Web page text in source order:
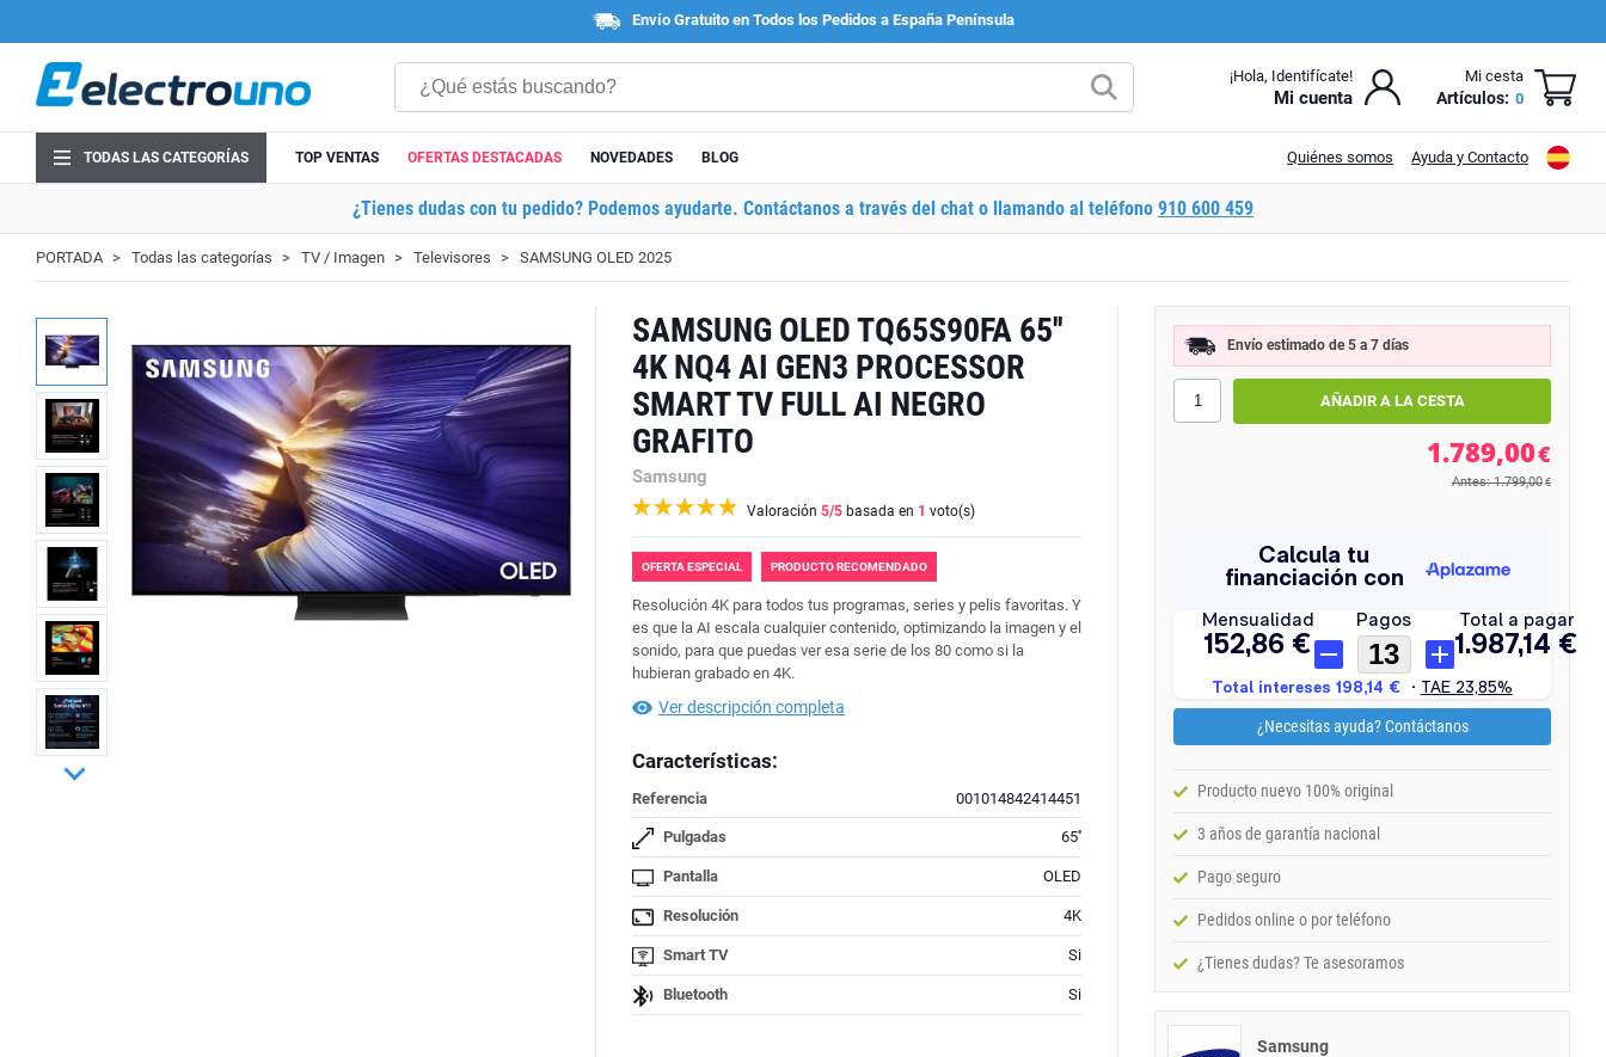
Envío Gratuito en Todos los Pedidos a España Península
¡Hola, Identifícate!
Mi cuenta
Mi cesta
Artículos: 0
TODAS LAS CATEGORÍAS TOP VENTAS OFERTAS DESTACADAS NOVEDADES BLOG Quiénes somos Ayuda y Contacto
¿Tienes dudas con tu pedido? Podemos ayudarte. Contáctanos a través del chat o llamando al teléfono 910 600 459
PORTADA Todas las categorías TV / Imagen Televisores SAMSUNG OLED 2025
SAMSUNG OLED TQ65S90FA 65''
4K NQ4 AI GEN3 PROCESSOR
SMART TV FULL AI NEGRO
GRAFITO
Samsung
Valoración 5/5 basada en 1 voto(s)
OFERTA ESPECIAL PRODUCTO RECOMENDADO
Resolución 4K para todos tus programas, series y pelis favoritas. Y
es que la AI escala cualquier contenido, optimizando la imagen y el
sonido, para que puedas ver esa serie de los 80 como si la
hubieran grabado en 4K.
Ver descripción completa
Características:
Referencia 001014842414451
Pulgadas 65''
Pantalla OLED
Resolución 4K
Smart TV Si
Bluetooth Si
Envío estimado de 5 a 7 días
1.789,00€
Antes: 1.799,00 €
¿Necesitas ayuda? Contáctanos
Producto nuevo 100% original
3 años de garantía nacional
Pago seguro
Pedidos online o por teléfono
¿Tienes dudas? Te asesoramos
Samsung